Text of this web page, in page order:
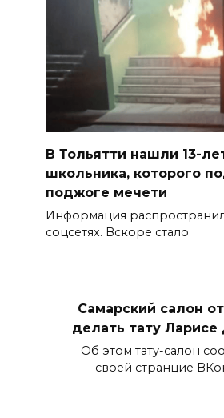
В Тольятти нашли 13-
школьника, которого
поджоге мечети
Информация
соцсетях. Вскоре стало
Самарский салон
делать тату
Об этом тату-салон
своей странцие